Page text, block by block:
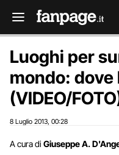
Luoghi per
mondo: dove
(VIDEO/
8 Luglio 2013 00:28
A cura di Giuseppe A.